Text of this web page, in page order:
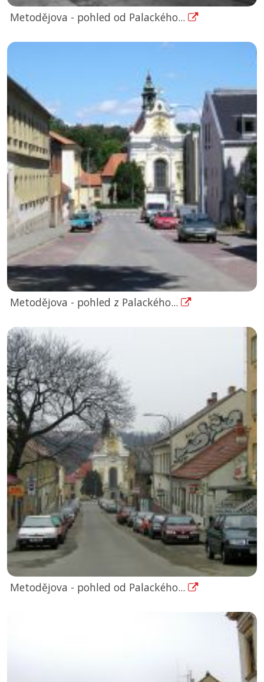
Metodějova - pohled od Palackého...
Metodějova - pohled z Palackého...
Metodějova - pohled od Palackého...